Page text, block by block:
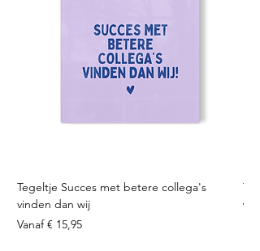
Tegeltje Succes met betere collega's
vinden dan wij
Vanaf€ 15,95
Verkoopprijs